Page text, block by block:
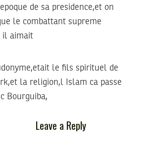
de sa presidence,et on
le combattant supreme
il aimait
le fils spirituel de
la religion,l Islam ca passe
Bourguiba,
Leave a Reply